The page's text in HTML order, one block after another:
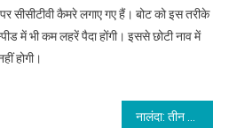
पर सीसीटीवी कैमरे लगाए गए हैं। बोट को इस तरीके
में भी कम लहरें पैदा होंगी। इससे छोटी नाव में
होगी।